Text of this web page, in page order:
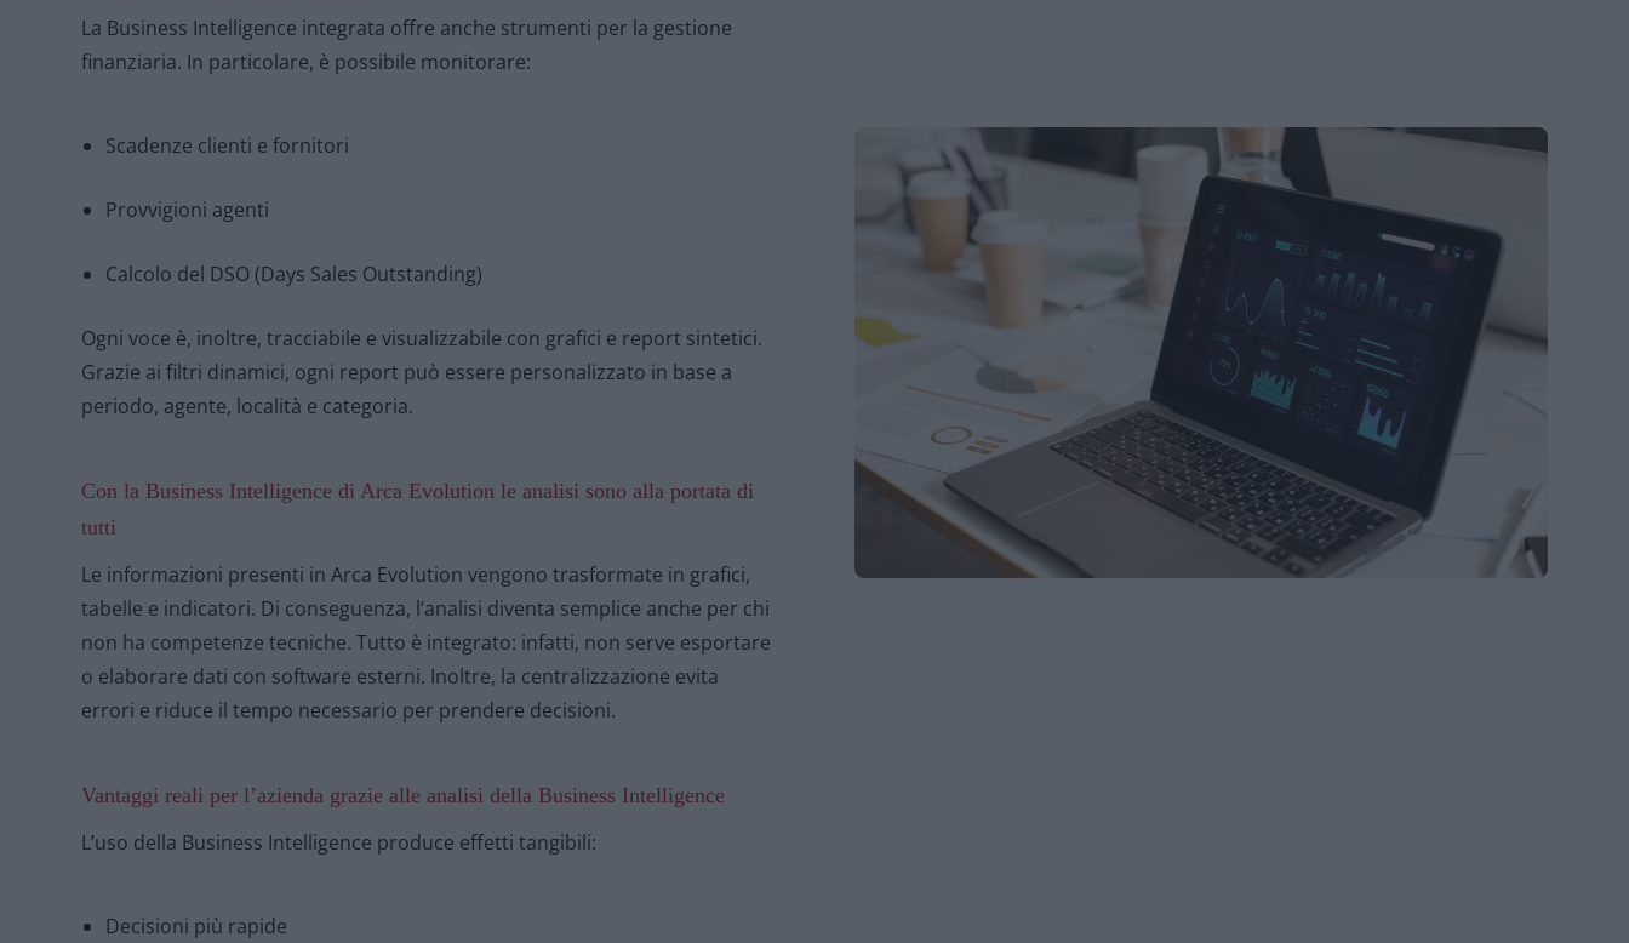
La Business Intelligence integrata offre anche strumenti per la gestione
finanziaria. In particolare, è possibile monitorare:
Scadenze clienti e fornitori
Provvigioni agenti
Calcolo del DSO (Days Sales Outstanding)
Ogni voce è, inoltre, tracciabile e visualizzabile con grafici e report sintetici.
Grazie ai filtri dinamici, ogni report può essere personalizzato in base a
periodo, agente, località e categoria.
Con la Business Intelligence di Arca Evolution le analisi sono alla portata di
tutti
Le informazioni presenti in Arca Evolution vengono trasformate in grafici,
tabelle e indicatori. Di conseguenza, l’analisi diventa semplice anche per chi
non ha competenze tecniche. Tutto è integrato: infatti, non serve esportare
o elaborare dati con software esterni. Inoltre, la centralizzazione evita
errori e riduce il tempo necessario per prendere decisioni.
Vantaggi reali per l’azienda grazie alle analisi della Business Intelligence
L’uso della Business Intelligence produce effetti tangibili:
Decisioni più rapide